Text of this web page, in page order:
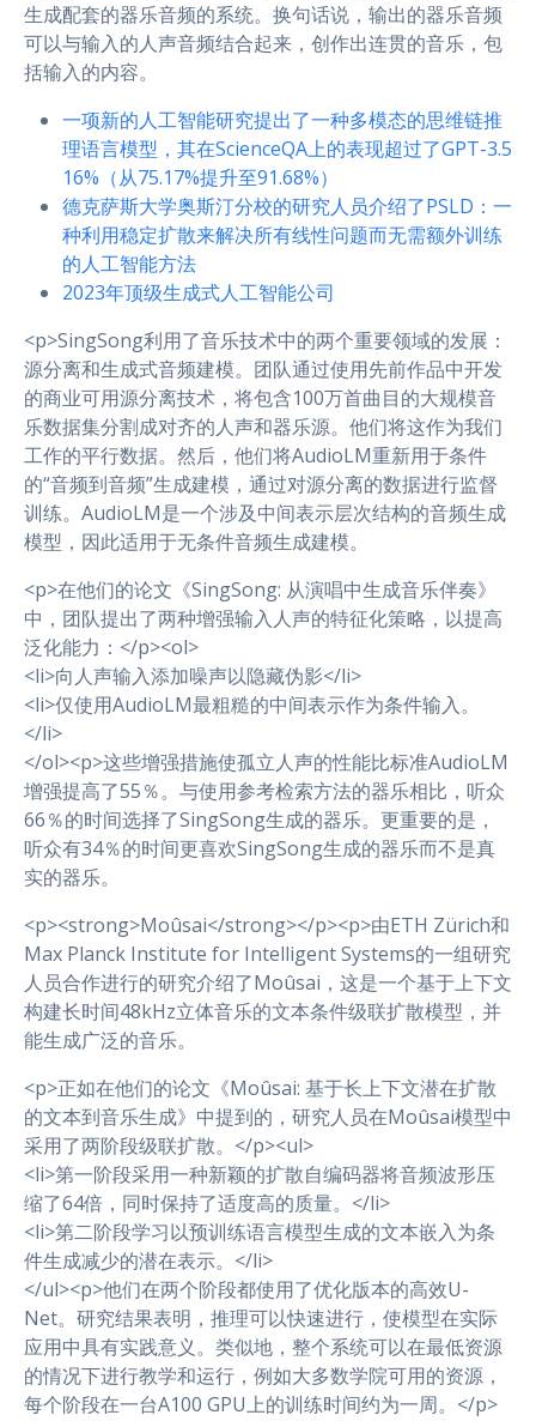
生成配套的器乐音频的系统。换句话说，输出的器乐音频
可以与输入的人声音频结合起来，创作出连贯的音乐，包
括输入的内容。
一项新的人工智能研究提出了一种多模态的思维链推
理语言模型，其在ScienceQA上的表现超过了GPT-3.5
16%（从75.17%提升至91.68%）
德克萨斯大学奥斯汀分校的研究人员介绍了PSLD：一
种利用稳定扩散来解决所有线性问题而无需额外训练
的人工智能方法
2023年顶级生成式人工智能公司
<p>SingSong利用了音乐技术中的两个重要领域的发展：
源分离和生成式音频建模。团队通过使用先前作品中开发
的商业可用源分离技术，将包含100万首曲目的大规模音
乐数据集分割成对齐的人声和器乐源。他们将这作为我们
工作的平行数据。然后，他们将AudioLM重新用于条件
的“音频到音频”生成建模，通过对源分离的数据进行监督
训练。AudioLM是一个涉及中间表示层次结构的音频生成
模型，因此适用于无条件音频生成建模。
<p>在他们的论文《SingSong: 从演唱中生成音乐伴奏》
中，团队提出了两种增强输入人声的特征化策略，以提高
泛化能力：</p><ol>
<li>向人声输入添加噪声以隐藏伪影</li>
<li>仅使用AudioLM最粗糙的中间表示作为条件输入。
</li>
</ol><p>这些增强措施使孤立人声的性能比标准AudioLM
增强提高了55％。与使用参考检索方法的器乐相比，听众
66％的时间选择了SingSong生成的器乐。更重要的是，
听众有34％的时间更喜欢SingSong生成的器乐而不是真
实的器乐。
<p><strong>Moûsai</strong></p><p>由ETH Zürich和
Max Planck Institute for Intelligent Systems的一组研究
人员合作进行的研究介绍了Moûsai，这是一个基于上下文
构建长时间48kHz立体音乐的文本条件级联扩散模型，并
能生成广泛的音乐。
<p>正如在他们的论文《Moûsai: 基于长上下文潜在扩散
的文本到音乐生成》中提到的，研究人员在Moûsai模型中
采用了两阶段级联扩散。</p><ul>
<li>第一阶段采用一种新颖的扩散自编码器将音频波形压
缩了64倍，同时保持了适度高的质量。</li>
<li>第二阶段学习以预训练语言模型生成的文本嵌入为条
件生成减少的潜在表示。</li>
</ul><p>他们在两个阶段都使用了优化版本的高效U-
Net。研究结果表明，推理可以快速进行，使模型在实际
应用中具有实践意义。类似地，整个系统可以在最低资源
的情况下进行教学和运行，例如大多数学院可用的资源，
每个阶段在一台A100 GPU上的训练时间约为一周。</p>